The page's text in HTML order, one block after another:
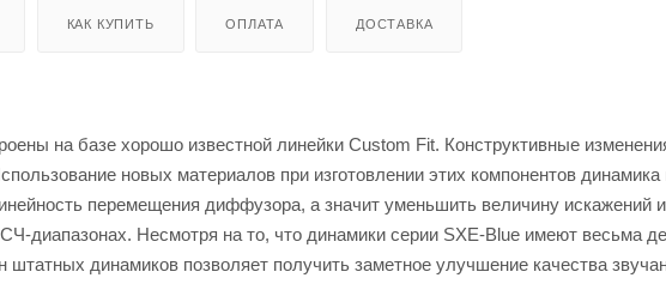
КАК КУПИТЬ ОПЛАТА ДОСТАВКА
на базе хорошо известной линейки Custom Fit. Конструктивные
новых материалов при изготовлении этих компонентов
перемещения диффузора, а значит уменьшить величину искажений
диапазонах. Несмотря на то, что динамики серии SXE-Blue имеют весьма
штатных динамиков позволяет получить заметное улучшение качества